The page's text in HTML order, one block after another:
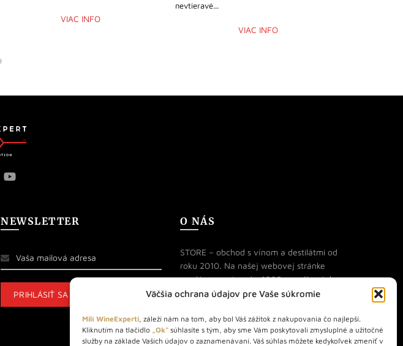
Väčšia ochrana údajov pre Vaše súkromie
Milí WineExperti, záleží nám na tom, aby bol Váš zážitok z nakupovania čo najlepší.
Kliknutím na tlačidlo „Ok“ súhlasíte s tým, aby sme Vám poskytovali zmysluplné a užitočné
služby na základe Vašich údajov o zaznamenávaní. Váš súhlas môžete kedykoľvek zmeniť v
VIAC INFO
nevtieravé...
VIAC INFO
NEWSLETTER O NÁS
STORE – obchod s vínom a destilátmi od
roku 2010. Na našej webovej stránke
predávame viac ako 1000+ značkových
produktov.
Info tel.: +421 917 779 888
Vínotéka: +421 917 888 879